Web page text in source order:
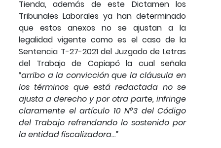
Tienda, además de este Dictamen los
Tribunales Laborales ya han determinado
que estos anexos no se ajustan a la
legalidad vigente como es el caso de la
Sentencia T-27-2021 del Juzgado de Letras
del Trabajo de Copiapó la cual señala
“arribo a la convicción que la cláusula en
los términos que está redactada no se
ajusta a derecho y por otra parte, infringe
claramente el artículo 10 N°3 del Código
del Trabajo refrendando lo sostenido por
la entidad fiscalizadora…”